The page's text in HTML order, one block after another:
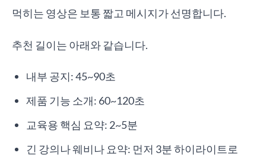
먹히는 영상은 보통 짧고 메시지가 선명합니다.
추천 길이는 아래와 같습니다.
내부 공지: 45~90초
제품 기능 소개: 60~120초
교육용 핵심 요약: 2~5분
긴 강의나 웨비나 요약: 먼저 3분 하이라이트로